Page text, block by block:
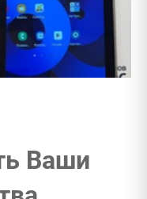
Ваши